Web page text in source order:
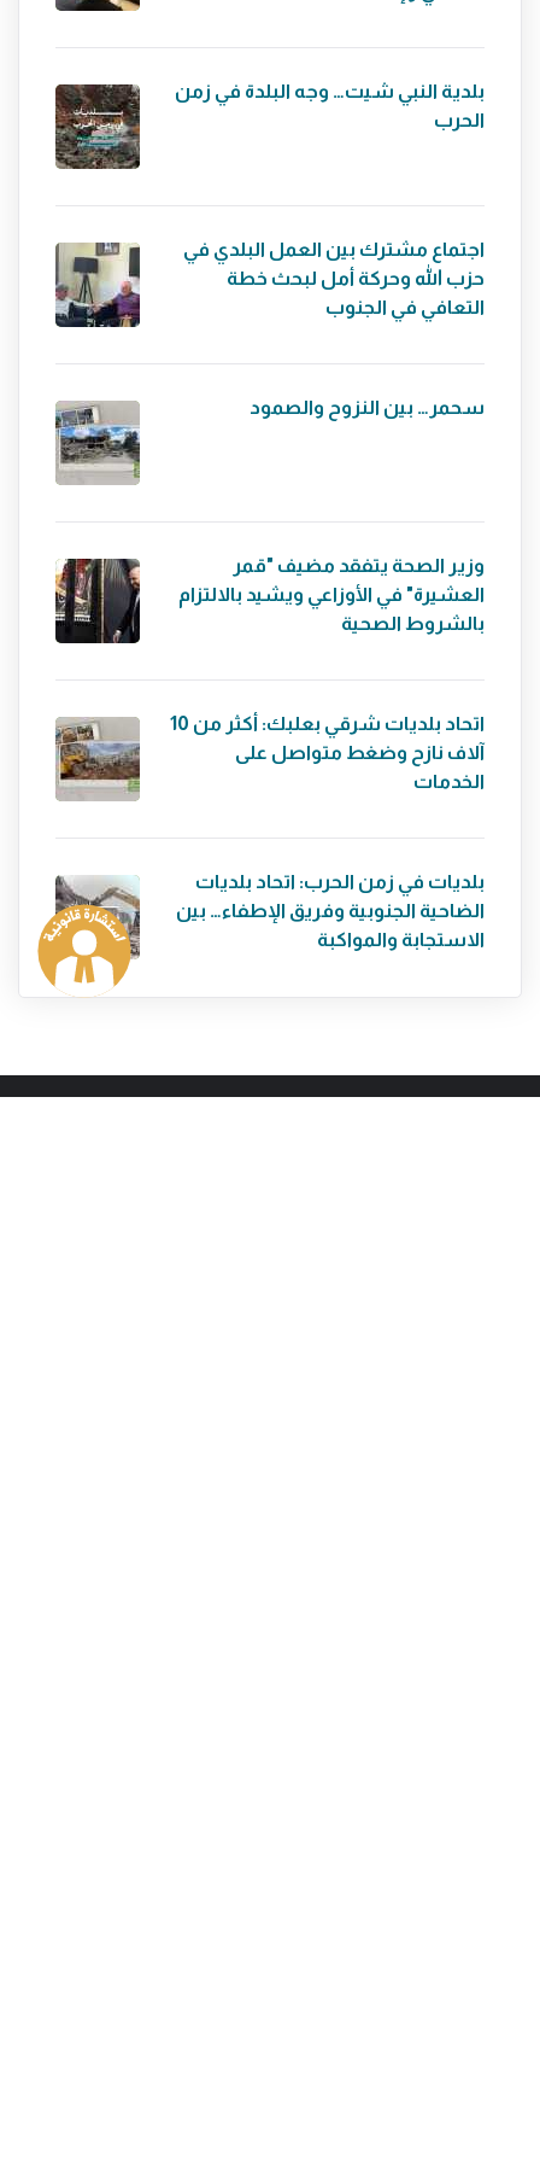
بلدية النبي شيت… وجه البلدة في زمن
الحرب
اجتماع مشترك بين العمل البلدي في
حزب الله وحركة أمل لبحث خطة
التعافي في الجنوب
سحمر… بين النزوح والصمود
وزير الصحة يتفقد مضيف "قمر
العشيرة" في الأوزاعي ويشيد بالالتزام
بالشروط الصحية
اتحاد بلديات شرقي بعلبك: أكثر من 10
آلاف نازح وضغط متواصل على
الخدمات
بلديات في زمن الحرب: اتحاد بلديات
الضاحية الجنوبية وفريق الإطفاء… بين
الاستجابة والمواكبة